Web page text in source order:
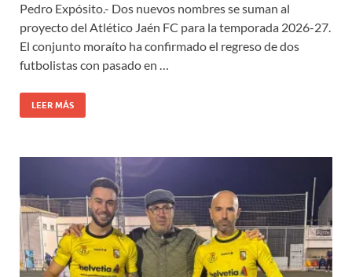
Pedro Expósito.- Dos nuevos nombres se suman al
proyecto del Atlético Jaén FC para la temporada 2026-27.
El conjunto moraíto ha confirmado el regreso de dos
futbolistas con pasado en …
LEER MÁS